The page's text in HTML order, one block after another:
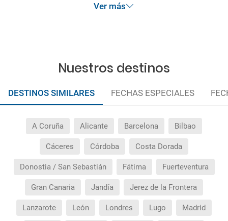
reservas de viajes?
¿Cuáles son los impuestos de entrada y salida del
al hotel o viceversa no ha aparecido?
Ver más
Nuestros destinos
DESTINOS SIMILARES FECHAS ESPECIALES
A Coruña Alicante Barcelona Bilbao
Cáceres Córdoba Costa Dorada
Donostia / San Sebastián Fátima Fuerteventura
Gran Canaria Jandía Jerez de la Frontera
Lanzarote León Londres Lugo Madrid